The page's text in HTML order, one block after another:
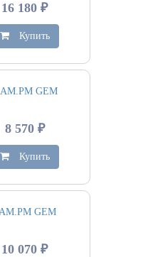
16 180 ₽
Купить
GEM
8 570 ₽
Купить
GEM
10 070 ₽